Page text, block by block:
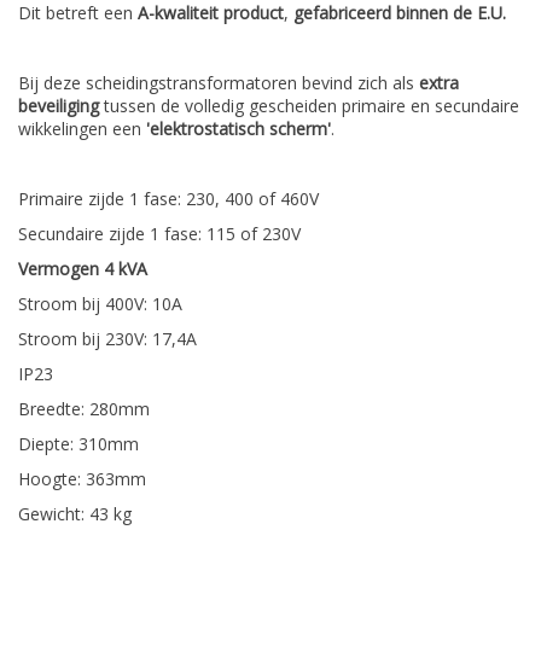
Dit betreft een A-kwaliteit product, gefabriceerd binnen de E.U.
Bij deze scheidingstransformatoren bevind zich als extra
beveiligingtussen de volledig gescheiden primaire en secundaire
wikkelingen een 'elektrostatisch scherm'.
Primaire zijde 1 fase: 230, 400 of 460V
Secundaire zijde 1 fase: 115 of 230V
Vermogen 4 kVA
Stroom bij 400V: 10A
Stroom bij 230V: 17,4A
IP23
Breedte: 280mm
Diepte: 310mm
Hoogte: 363mm
Gewicht: 43 kg